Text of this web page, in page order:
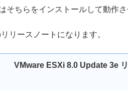
そちらをインストールして動作さ
リースノートになります。
VMware ESXi 8.0 Update 3e